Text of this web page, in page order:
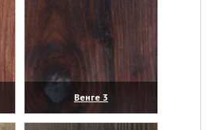
Венге 3
(увеличить)